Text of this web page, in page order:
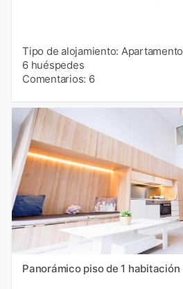
Tipo de alojamiento: Apartamento
6 huéspedes
Comentarios: 6
Panorámico piso de 1 habitación